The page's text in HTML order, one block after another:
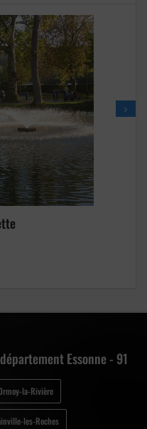
Essonne - 91
la-Rivière
les-Roches